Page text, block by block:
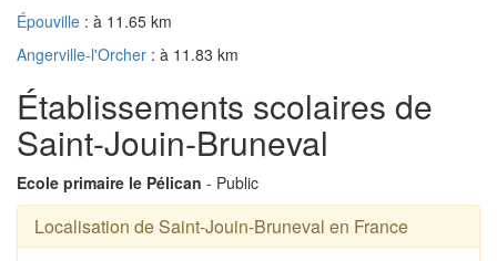
Épouville : à 11.65 km
Angerville-l'Orcher : à 11.83 km
Établissements scolaires de
Saint-Jouin-Bruneval
Ecole primaire le Pélican - Public
Localisation de Saint-Jouin-Bruneval en France